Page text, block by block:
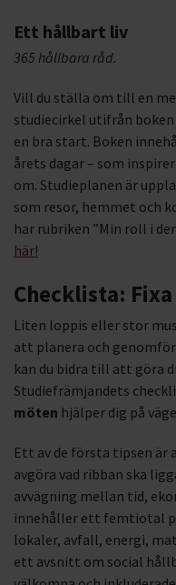
Ett hållbart liv
365 hållbara råd.
Vill du ställa om till en
studiecirkel utifrån
en bra start. Boken
årets dagar – som
om. Studieplanen är
som resor, hemmet och
har rubriken ”Min roll i
här!
Checklista:
Liten loppis eller stor
att planera och
kan du bidra till att göra
Studiefrämjandets
möten hjälper dig på
Ett av de första tipsen är
avgöra vad ribban ska
avvägning mellan tid,
innehåller ett femtiotal
lokaler, avfall, energi,
ett avsnitt om social